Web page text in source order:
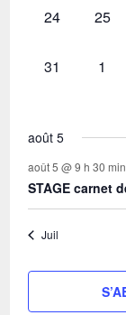
0
24
0
25
0
31
0
1
août 5
août 5 @ 9 h 30 min
STAGE carnet
Juil